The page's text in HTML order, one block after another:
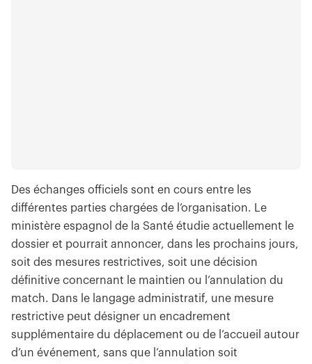
Des échanges officiels sont en cours entre les
différentes parties chargées de l’organisation. Le
ministère espagnol de la Santé étudie actuellement le
dossier et pourrait annoncer, dans les prochains jours,
soit des mesures restrictives, soit une décision
définitive concernant le maintien ou l’annulation du
match. Dans le langage administratif, une mesure
restrictive peut désigner un encadrement
supplémentaire du déplacement ou de l’accueil autour
d’un événement, sans que l’annulation soit